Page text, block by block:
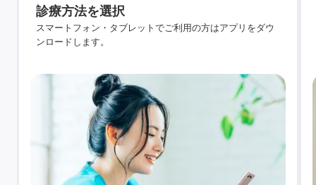
診療方法を選択
スマートフォン・タブレットでご利用の方はアプリをダウ
ンロードします。